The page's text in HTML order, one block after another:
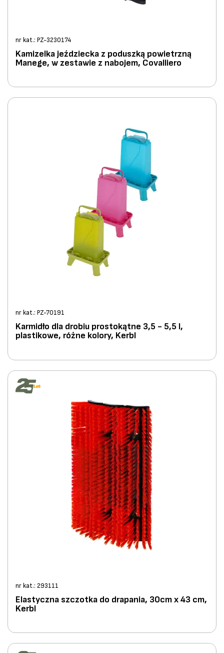
nr kat.: PZ-3230174
Kamizelka jeździecka z poduszką powietrzną
Manege, w zestawie z nabojem, Covalliero
nr kat.: PZ-70191
Karmidło dla drobiu prostokątne 3,5 - 5,5 l,
plastikowe, różne kolory, Kerbl
nr kat.: 293111
Elastyczna szczotka do drapania, 30cm x 43 cm,
Kerbl